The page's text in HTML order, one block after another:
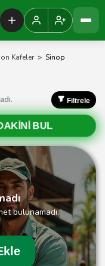
Kafeler > Sinop
Filtrele
BUL
bulunamadı.